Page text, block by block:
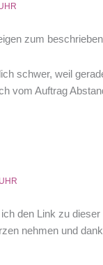
zum
schwer, weil
vom Auftrag
den Link zu
nehmen und